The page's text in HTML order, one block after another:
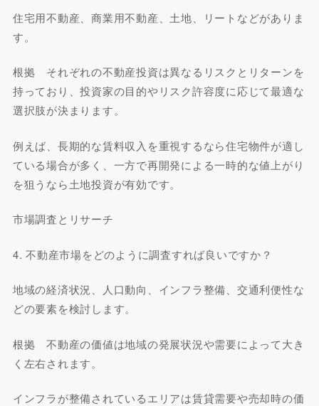
住宅用不動産、商業用不動産、土地、リートなどがありま
す。
根拠 それぞれの不動産投資は異なるリスクとリターンを
持っており、投資家の目的やリスク許容度に応じて最適な
選択肢が決まります。
例えば、長期的な賃料収入を重視するなら住宅物件が適し
ている場合が多く、一方で再開発による一時的な値上がり
を狙うなら土地投資が有効です。
市場調査とリサーチ
4. 不動産市場をどのように調査すれば良いですか？
地域の経済状況、人口動向、インフラ整備、交通利便性な
どの要素を検討します。
根拠 不動産の価値は地域の発展状況や需要によって大き
く左右されます。
インフラが整備されているエリアは賃貸需要や売却時の価